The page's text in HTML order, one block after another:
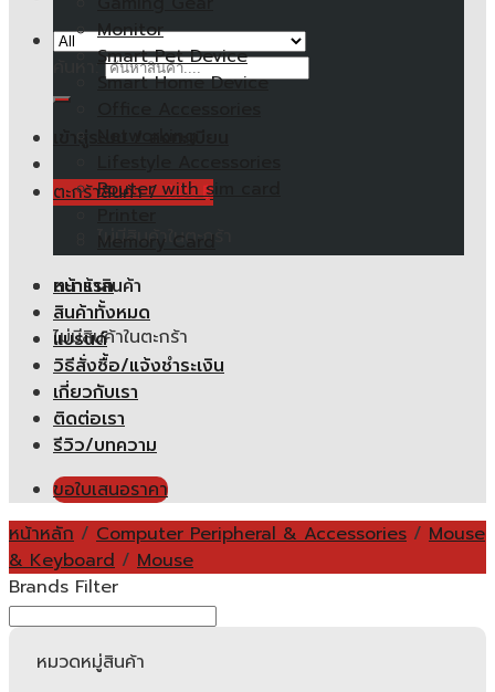
ตะกร้าสินค้า /0.00฿
ไม่มีสินค้าในตะกร้า
ตะกร้าสินค้า
ไม่มีสินค้าในตะกร้า
Monitor
Smart Pet Device
Smart Home Device
Router with sim card
Memory Card
หน้าแรก
สินค้าทั้งหมด
แบรนด์
วิธีสั่งซื้อ/แจ้งชำระเงิน
เกี่ยวกับเรา
ติดต่อเรา
รีวิว/บทความ
ขอใบเสนอราคา
หน้าหลัก / Computer Peripheral & Accessories / Mouse
& Keyboard / Mouse
Brands Filter
หมวดหมู่สินค้า